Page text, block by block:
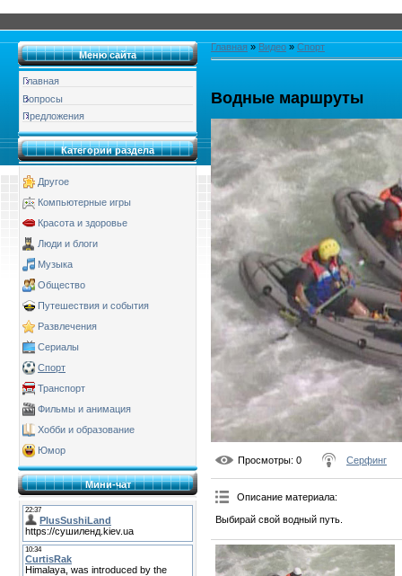
Меню сайта
Главная
Вопросы
Предложения
Категории раздела
Другое
Компьютерные игры
Красота и здоровье
Люди и блоги
Музыка
Общество
Путешествия и события
Развлечения
Сериалы
Спорт
Транспорт
Фильмы и анимация
Хобби и образование
Юмор
Мини-чат
Главная » Видео » Спорт
Водные маршруты
Просмотры: 0 Серфинг
Описание материала:
Выбирай свой водный путь.